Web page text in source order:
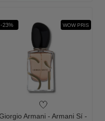
-23% WOW PRIS
Armani - Armani Sí -